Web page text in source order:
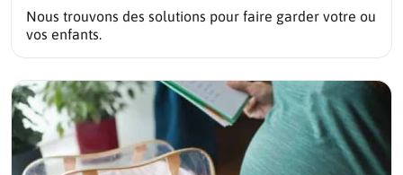
Nous trouvons des solutions pour faire garder votre ou
vos enfants.